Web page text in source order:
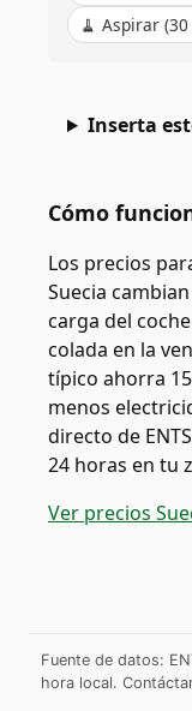
🧹 Aspirar
Inserta
Cómo
Los precios
Suecia
carga del
colada en la
típico ahorra
menos
directo de
24 horas en tu
Ver precios
Fuente de datos:
hora local.